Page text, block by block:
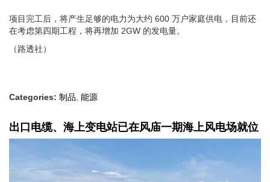
项目完工后，将产生足够的电力为大约 600 万户家庭供电，目前还
在考虑第四期工程，将再增加 2GW 的发电量。
（路透社）
Categories: 制品 能源
出口电缆、海上变电站已在风庙一期海上风电场就位